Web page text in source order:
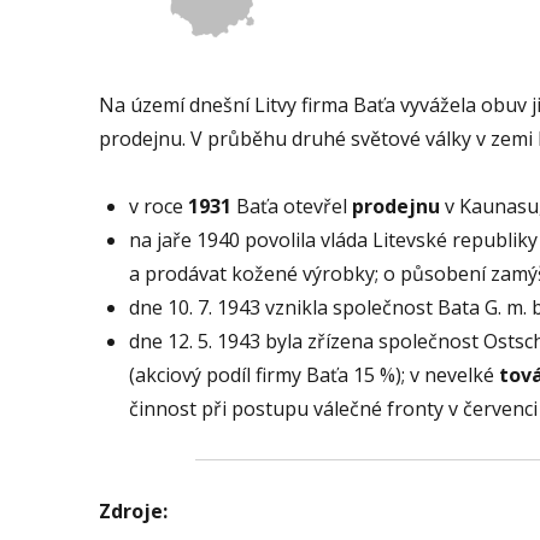
Na území dnešní Litvy firma Baťa vyvážela
prodejnu. V průběhu druhé světové války v
v roce 1931 Baťa otevřel prodejnu v
na jaře 1940 povolila vláda Litevské
a prodávat kožené výrobky; o působení
dne 10. 7. 1943 vznikla společnost Bata G. m.
dne 12. 5. 1943 byla zřízena společnost
(akciový podíl firmy Baťa 15 %); v nevelké
činnost při postupu válečné fronty v červenci
Zdroje: